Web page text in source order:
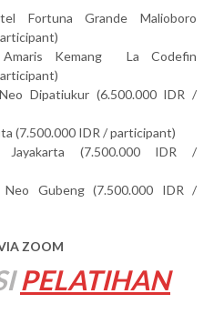
Fortuna Grande Malioboro
Kemang La Codefin
Dipatiukur (6.500.000 IDR /
(7.500.000 IDR / participant)
(7.500.000 IDR /
Gubeng (7.500.000 IDR /
ZOOM
PELATIHAN